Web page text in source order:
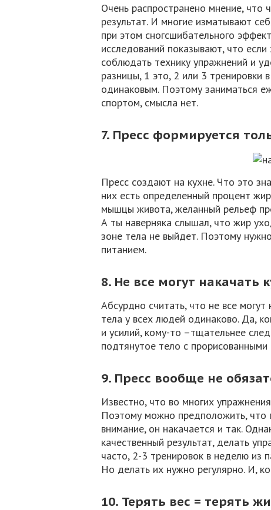
Очень распространено мнение,
результат. И многие изматывают
при этом сногсшибательного
исследований показывают, что
соблюдать технику упражнений и
разницы, 1 это, 2 или 3
одинаковым. Поэтому заниматься
спортом, смысла нет.
7. Пресс формируется
Пресс создают на кухне. Что это
них есть определенный процент
мышцы живота, желанный рельеф
А ты наверняка слышал, что жир
зоне тела не выйдет. Поэтому
питанием.
8. Не все могут накачать
Абсурдно считать, что не все
тела у всех людей одинаково. Да,
и усилий, кому-то –тщательнее
подтянутое тело с
9. Пресс вообще не
Известно, что во многих
Поэтому можно предположить, что
внимание, он накачается и так.
качественный результат, делать
часто, 2-3 тренировок в неделю из
Но делать их нужно регулярно. И,
10. Терять вес = терять